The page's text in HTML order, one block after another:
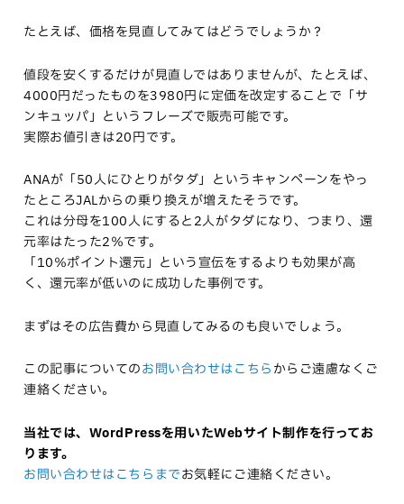
たとえば、価格を見直してみてはどうでしょうか？
値段を安くするだけが見直しではありませんが、たとえば、
4000円だったものを3980円に定価を改定することで「サ
ンキュッパ」というフレーズで販売可能です。
実際お値引きは20円です。
ANAが「50人にひとりがタダ」というキャンペーンをやっ
たところJALからの乗り換えが増えたそうです。
これは分母を100人にすると2人がタダになり、つまり、還
元率はたった2％です。
「10％ポイント還元」という宣伝をするよりも効果が高
く、還元率が低いのに成功した事例です。
まずはその広告費から見直してみるのも良いでしょう。
この記事についてのお問い合わせはこちらからご遠慮なくご
連絡ください。
当社では、WordPressを用いたWebサイト制作を行ってお
ります。
お問い合わせはこちらまでお気軽にご連絡ください。